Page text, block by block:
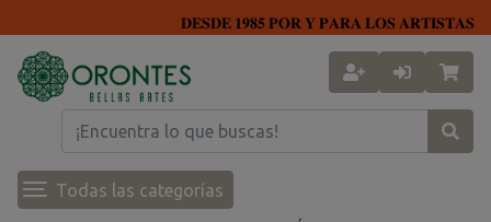
𝐃𝐄𝐒𝐃𝐄 𝟏𝟗𝟖𝟓 𝐏𝐎𝐑 𝐘 𝐏𝐀𝐑𝐀 𝐋𝐎𝐒 𝐀𝐑𝐓𝐈𝐒𝐓𝐀𝐒
Todas las categorías